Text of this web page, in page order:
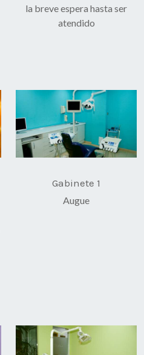
la breve espera hasta ser
atendido
Gabinete 1
Augue